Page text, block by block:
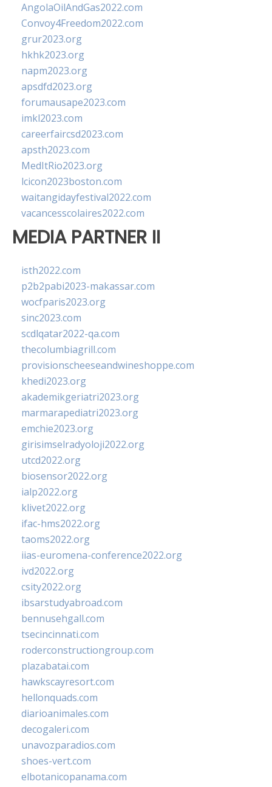
AngolaOilAndGas2022.com
Convoy4Freedom2022.com
grur2023.org
hkhk2023.org
napm2023.org
apsdfd2023.org
forumausape2023.com
imkl2023.com
careerfaircsd2023.com
apsth2023.com
MedItRio2023.org
lcicon2023boston.com
waitangidayfestival2022.com
vacancesscolaires2022.com
MEDIA PARTNER II
isth2022.com
p2b2pabi2023-makassar.com
wocfparis2023.org
sinc2023.com
scdlqatar2022-qa.com
thecolumbiagrill.com
provisionscheeseandwineshoppe.com
khedi2023.org
akademikgeriatri2023.org
marmarapediatri2023.org
emchie2023.org
girisimselradyoloji2022.org
utcd2022.org
biosensor2022.org
ialp2022.org
klivet2022.org
ifac-hms2022.org
taoms2022.org
iias-euromena-conference2022.org
ivd2022.org
csity2022.org
ibsarstudyabroad.com
bennusehgall.com
tsecincinnati.com
roderconstructiongroup.com
plazabatai.com
hawkscayresort.com
hellonquads.com
diarioanimales.com
decogaleri.com
unavozparadios.com
shoes-vert.com
elbotanicopanama.com